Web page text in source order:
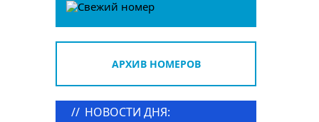
АРХИВ НОМЕРОВ
// НОВОСТИ ДНЯ: